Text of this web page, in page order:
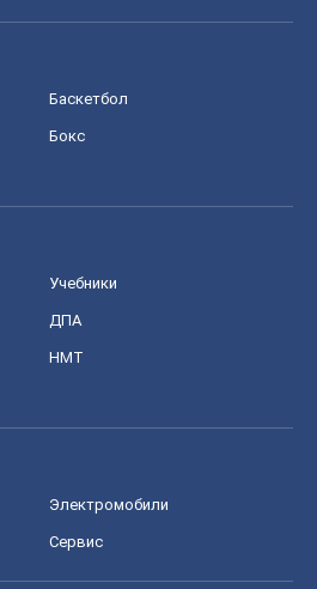
Баскетбол
Бокс
Учебники
ДПА
НМТ
Электромобили
Сервис